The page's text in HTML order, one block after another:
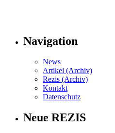
Navigation
News
Artikel (Archiv)
Rezis (Archiv)
Kontakt
Datenschutz
Neue REZIS